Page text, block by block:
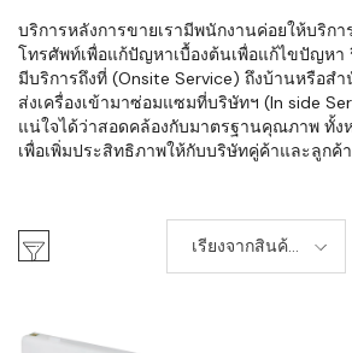
บริการหลังการขายเรามีพนักงานค่อยให้บริก
โทรศัพท์เพื่อแก้ปัญหาเบื้องต้นเพื่อแก้ไขปัญหา
มีบริการถึงที่ (Onsite Service) ถึงบ้านหรือส
ส่งเครื่องเข้ามาซ่อมแซมที่บริษัทฯ (In side
แน่ใจได้ว่าสอดคล้องกับมาตรฐานคุณภาพ ทั้ง
เพื่อเพิ่มประสิทธิภาพให้กับบริษัทคู่ค้าและลูกค้า
เรียงจากสินค้า
ใหม่-เก่า